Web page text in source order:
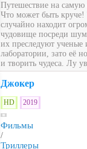
Путешествие на
Что может быть круче!
случайно находит
чудовище посреди
их преследуют ученые
лаборатории, зато её
и творить чудеса. Лу
друж...
Джокер
HD 2019
Фильмы
/
Триллеры